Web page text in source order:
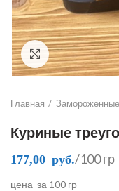
Click to enlarge
Главная
Куриные
177,00 руб. /100 гр
цена за 100 гр